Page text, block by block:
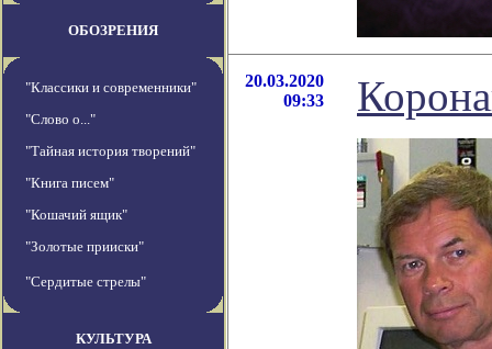
ОБОЗРЕНИЯ
"Классики и современники"
"Слово о..."
"Тайная история творений"
"Книга писем"
"Кошачий ящик"
"Золотые прииски"
"Сердитые стрелы"
КУЛЬТУРА
20.03.2020
09:33